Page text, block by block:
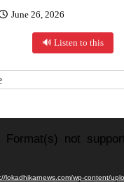
June 26, 2026
🔊 Listen to this
Format(s) not
lokadhikarnews.com/wp-content/